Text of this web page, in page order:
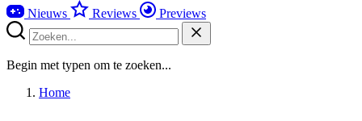
Nieuws
Reviews Previews
Begin met typen om te zoeken...
Home